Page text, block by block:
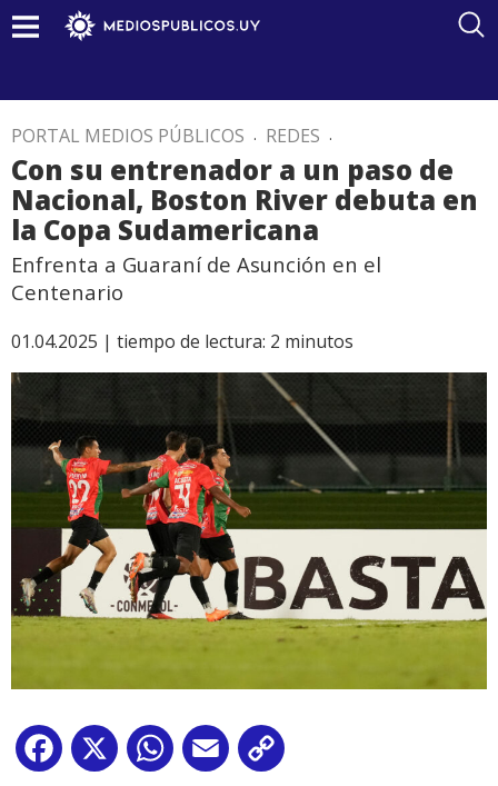
PORTAL MEDIOS PÚBLICOS . REDES .
Con su entrenador a un paso de
Nacional, Boston River debuta en
la Copa Sudamericana
Enfrenta a Guaraní de Asunción en el
Centenario
01.04.2025 | tiempo de lectura: 2 minutos
Facebook
X WhatsApp
Email